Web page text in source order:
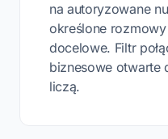
na autoryzowane
określone
docelowe. Filtr
biznesowe otwarte
liczą.